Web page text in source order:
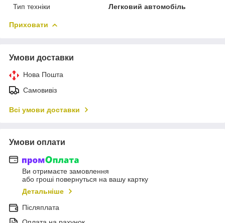
Тип техніки
Легковий автомобіль
Приховати
Умови доставки
Нова Пошта
Самовивіз
Всі умови доставки
Умови оплати
Ви отримаєте замовлення
або гроші повернуться на вашу картку
Детальніше
Післяплата